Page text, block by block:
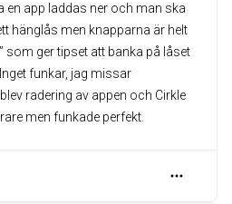
en app laddas ner och man ska
hänglås men knapparna är helt
som ger tipset att banka på låset
funkar, jag missar
radering av appen och Cirkle
men funkade perfekt.